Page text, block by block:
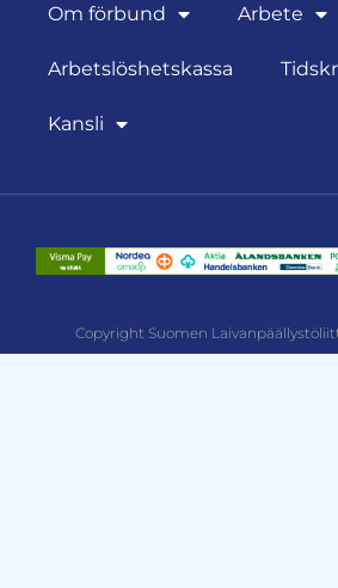
Om förbund Arbete
Arbetslöshetskassa
Kansli
Copyright Suomen